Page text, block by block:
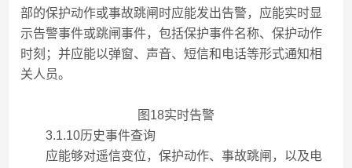
部的保护动作或事故跳闸时应能发出告警，应能实时显
示告警事件或跳闸事件，包括保护事件名称、保护动作
时刻；并应能以弹窗、声音、短信和电话等形式通知相
关人员。
图18实时告警
3.1.10历史事件查询
应能够对遥信变位，保护动作、事故跳闸，以及电